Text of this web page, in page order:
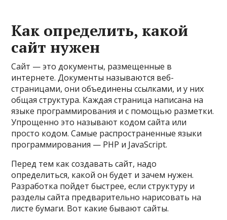
Как определить, какой
сайт нужен
Сайт — это документы, размещенные в
интернете. Документы называются веб-
страницами, они объединены ссылками, и у них
общая структура. Каждая страница написана на
языке программирования и с помощью разметки.
Упрощенно это называют кодом сайта или
просто кодом. Самые распространенные языки
программирования — PHP и JavaScript.
Перед тем как создавать сайт, надо
определиться, какой он будет и зачем нужен.
Разработка пойдет быстрее, если структуру и
разделы сайта предварительно нарисовать на
листе бумаги. Вот какие бывают сайты.